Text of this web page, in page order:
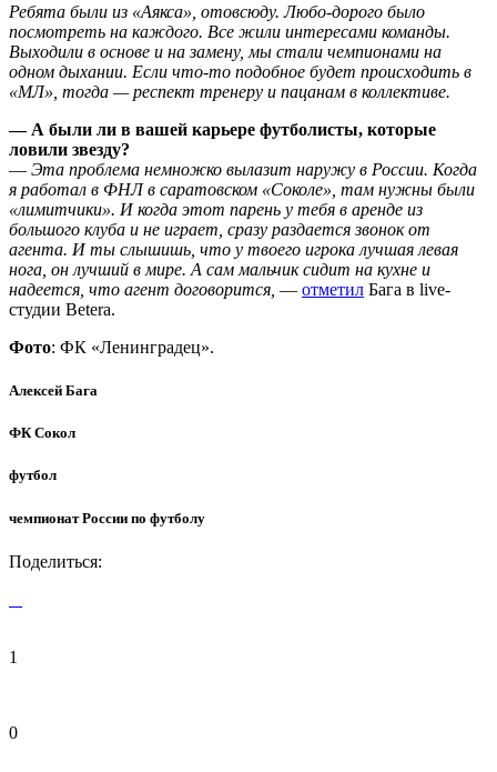
Ребята были из «Аякса», отовсюду. Любо-дорого было
посмотреть на каждого. Все жили интересами команды.
Выходили в основе и на замену, мы стали чемпионами на
одном дыхании. Если что-то подобное будет происходить в
«МЛ», тогда — респект тренеру и пацанам в коллективе.
— А были ли в вашей карьере футболисты, которые
ловили звезду?
— Эта проблема немножко вылазит наружу в России. Когда
я работал в ФНЛ в саратовском «Соколе», там нужны были
«лимитчики». И когда этот парень у тебя в аренде из
большого клуба и не играет, сразу раздается звонок от
агента. И ты слышишь, что у твоего игрока лучшая левая
нога, он лучший в мире. А сам мальчик сидит на кухне и
надеется, что агент договорится, — отметил Бага в live-
студии Betera.
Фото: ФК «Ленинградец».
Алексей Бага
ФК Сокол
футбол
чемпионат России по футболу
Поделиться:
1
0